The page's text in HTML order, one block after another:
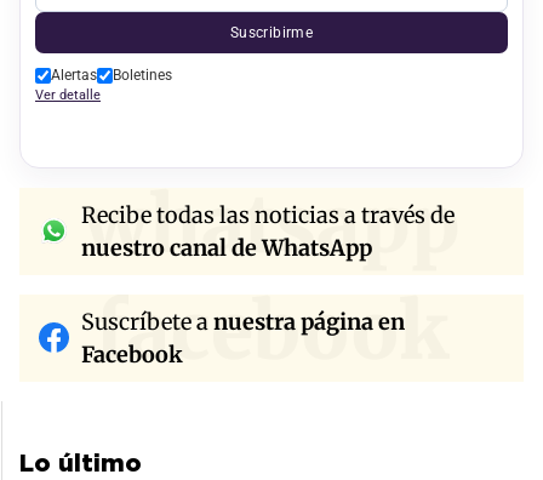
Suscribirme
Alertas Boletines
Ver detalle
whatsapp
Recibe todas las noticias a través de
nuestro canal de WhatsApp
facebook
Suscríbete anuestra página en
Facebook
Lo último